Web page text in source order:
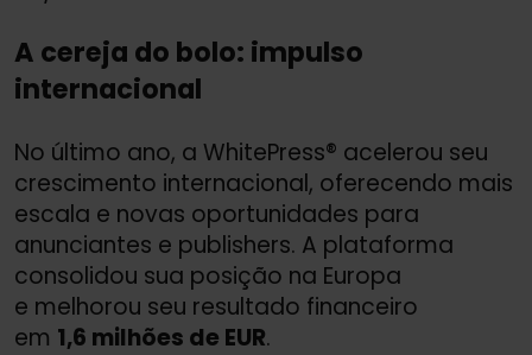
A cereja do bolo: impulso
internacional
No último ano, a WhitePress® acelerou seu
crescimento internacional, oferecendo mais
escala e novas oportunidades para
anunciantes e publishers. A plataforma
consolidou sua posição na Europa
e melhorou seu resultado financeiro
em 1,6 milhões de EUR.